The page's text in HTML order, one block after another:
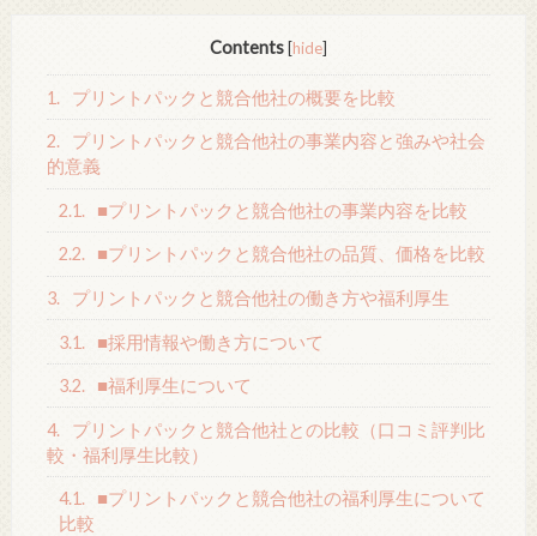
Contents [hide]
1. プリントパックと競合他社の概要を比較
2.
プリントパックと競合他社の事業内容と強みや社会
的意義
2.1. ■プリントパックと競合他社の事業内容を比較
2.2. ■プリントパックと競合他社の品質、価格を比較
3. プリントパックと競合他社の働き方や福利厚生
3.1. ■採用情報や働き方について
3.2. ■福利厚生について
4.
プリントパックと競合他社との比較（口コミ評判比
較・福利厚生比較）
4.1.
■プリントパックと競合他社の福利厚生について
比較